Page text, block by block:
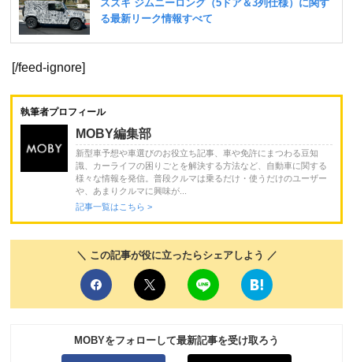
[/feed-ignore]
執筆者プロフィール
MOBY編集部
新型車予想や車選びのお役立ち記事、車や免許にまつわる豆知
識、カーライフの困りごとを解決する方法など、自動車に関する
様々な情報を発信。普段クルマは乗るだけ・使うだけのユーザー
や、あまりクルマに興味が...
記事一覧はこちら >
＼ この記事が役に立ったらシェアしよう ／
MOBYをフォローして最新記事を受け取ろう